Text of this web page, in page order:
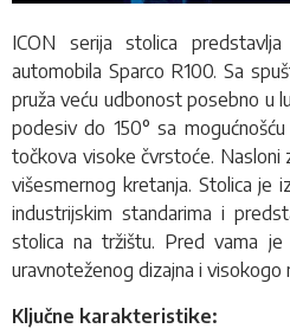
ICON serija stolica
automobila Sparco R100. Sa
pruža veću udbonost posebno u
podesiv do 150° sa
točkova visoke čvrstoće. Nasloni
višesmernog kretanja. Stolica je
industrijskim standarima i
stolica na tržištu. Pred vama
uravnoteženog dizajna i visokogo
Ključne karakteristike: